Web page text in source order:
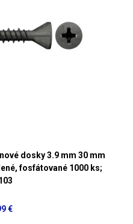
dosky 3.9 mm 30 mm
fosfátované 1000 ks;
€